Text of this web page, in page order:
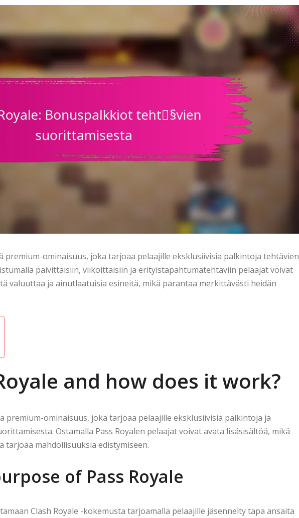
premium-ominaisuus, joka tarjoaa pelaajille eksklusiivisia palkintoja tehtävien
päivittäisiin, viikoittaisiin ja erityistapahtumatehtäviin pelaajat voivat
valuuttaa ja ainutlaatuisia esineitä, mikä parantaa merkittävästi heidän
and how does it work?
premium-ominaisuus, joka tarjoaa pelaajille eksklusiivisia palkintoja ja
Ostamalla Pass Royalen pelaajat voivat avata lisäsisältöä, mikä
tarjoaa mahdollisuuksia edistymiseen.
of Pass Royale
Clash Royale -kokemusta tarjoamalla pelaajille jäsennelty tapa ansaita